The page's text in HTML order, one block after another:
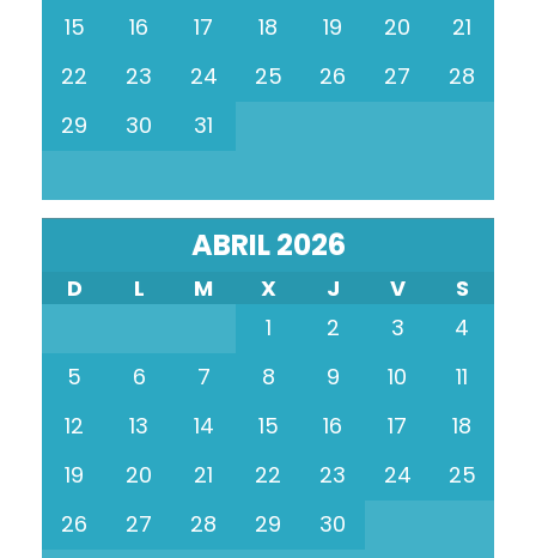
15
16 17 18 19 20
21
22
23 24 25 26 27
28
29
30 31
ABRIL 2026
D L M X J V
S
1
2 3
4
5
6 7 8 9 10
11
12
13 14 15 16 17
18
19
20 21 22 23 24
25
26
27 28 29 30